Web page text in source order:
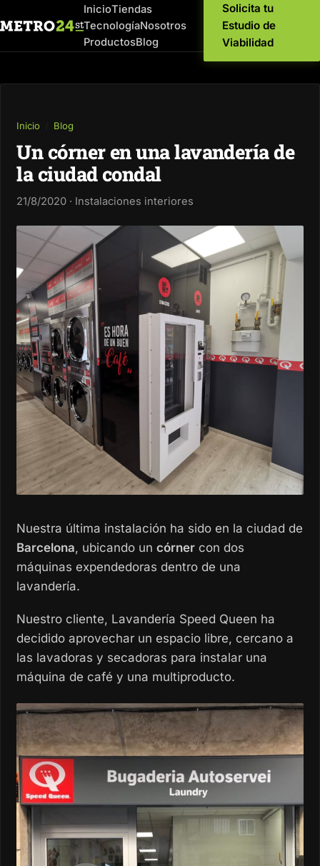
InicioTiendas
TecnologíaNosotros
ProductosBlog
Solicita tu
Estudio de
Viabilidad
Inicio Blog
Un córner en una lavandería de
la ciudad condal
21/8/2020 · Instalaciones interiores
Nuestra última instalación ha sido en la ciudad de
Barcelona, ubicando uncórner con dos
máquinas expendedoras dentro de una
lavandería.
Nuestro cliente, Lavandería Speed Queen ha
decidido aprovechar un espacio libre, cercano a
las lavadoras y secadoras para instalar una
máquina de café y una multiproducto.